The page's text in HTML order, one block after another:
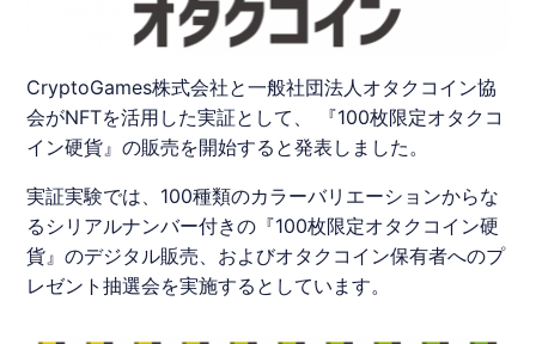
CryptoGames株式会社と一般社団法人オタクコイン協
会がNFTを活用した実証として、 『100枚限定オタクコ
イン硬貨』の販売を開始すると発表しました。
実証実験では、100種類のカラーバリエーションからな
るシリアルナンバー付きの『100枚限定オタクコイン硬
貨』のデジタル販売、およびオタクコイン保有者へのプ
レゼント抽選会を実施するとしています。